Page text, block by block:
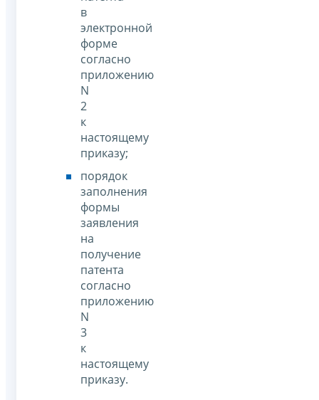
в
электронной
форме
согласно
приложению
N
2
к
настоящему
приказу;
порядок
заполнения
формы
заявления
на
получение
патента
согласно
приложению
N
3
к
настоящему
приказу.